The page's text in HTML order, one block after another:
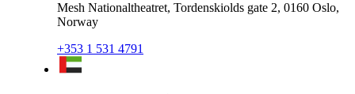
Mesh Nationaltheatret, Tordenskiolds gate 2, 0160 Oslo,
Norway
+353 1 531 4791